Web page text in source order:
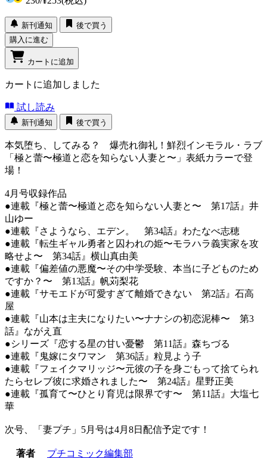
新刊通知
後で買う
購入に進む
カートに追加
カートに追加しました
試し読み
新刊通知 後で買う
本気堕ち、してみる？ 爆売れ御礼！鮮烈インモラル・ラブ
「極と蕾〜極道と恋を知らない人妻と〜」表紙カラーで登
場！
4月号収録作品
●連載『極と蕾〜極道と恋を知らない人妻と〜 第17話』井
山ゆー
●連載『さようなら、エデン。 第34話』わたなべ志穂
●連載『転生ギャル勇者と囚われの姫〜モラハラ義実家を攻
略せよ〜 第34話』横山真由美
●連載『偏差値の悪魔〜その中学受験、本当に子どものため
ですか？〜 第13話』帆苅梨花
●連載『サモエドが可愛すぎて離婚できない 第2話』石高
屋
●連載『山本は主夫になりたい〜ナナシの初恋泥棒〜 第3
話』ながえ直
●シリーズ『恋する星の甘い憂鬱 第11話』森ちづる
●連載『鬼嫁にタワマン 第36話』粒見よう子
●連載『フェイクマリッジ〜元彼の子を身ごもって捨てられ
たらセレブ彼に求婚されました〜 第24話』星野正美
●連載『孤育て〜ひとり育児は限界です〜 第11話』大塩七
華
次号、「妻プチ」5月号は4月8日配信予定です！
著者
プチコミック編集部